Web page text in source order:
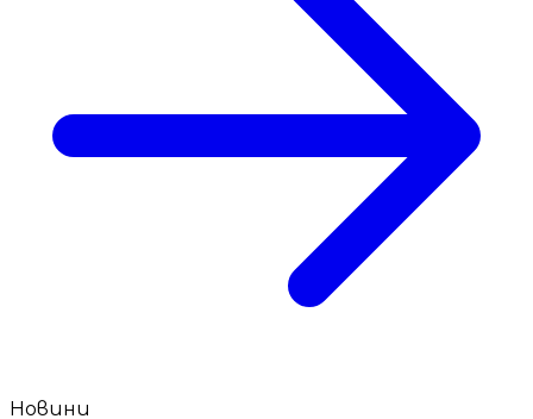
Новини